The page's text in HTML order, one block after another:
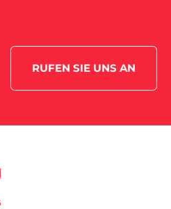
RUFEN SIE UNS AN